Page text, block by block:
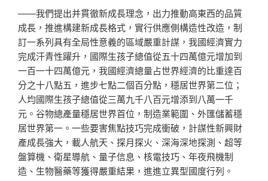
——我們提出并貫徹新成長理念，出力推動高東西的品質
成長，推進構建新成長格式，實行供應側構造性改造，制
訂一系列具有全局性意義的區域嚴重計謀，我國經濟實力
完成汗青性躍升，國際生孩子總值從五十四萬億元增加到
一百一十四萬億元，我國經濟總量占世界經濟的比重達百
分之十八點五，進步七點二個百分點，穩居世界第二位；
人均國際生孩子總值從三萬九千八百元增添到八萬一千
元。谷物總產量穩居世界首位，制造業範圍、外匯儲蓄穩
居世界第一。一些要害焦點技巧完成衝破，計謀性新興財
產成長強大，載人航天、探月探火、深海深地探測、超等
盤算機、衛星導航、量子信息、核電技巧、年夜飛機制
造、生物醫藥等獲得嚴重結果，進進立異型國度行列。